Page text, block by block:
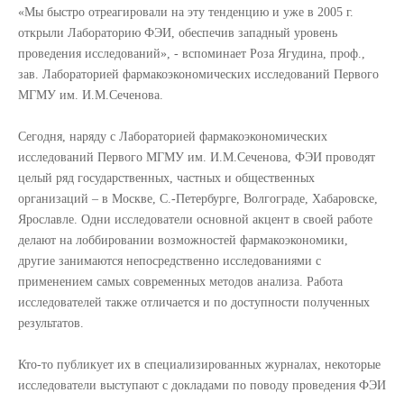
«Мы быстро отреагировали на эту тенденцию и уже в 2005 г.
открыли Лабораторию ФЭИ, обеспечив западный уровень
проведения исследований», - вспоминает Роза Ягудина, проф.,
зав. Лабораторией фармакоэкономических исследований Первого
МГМУ им. И.М.Сеченова.
Сегодня, наряду с Лабораторией фармакоэкономических
исследований Первого МГМУ им. И.М.Сеченова, ФЭИ проводят
целый ряд государственных, частных и общественных
организаций – в Москве, С.-Петербурге, Волгограде, Хабаровске,
Ярославле. Одни исследователи основной акцент в своей работе
делают на лоббировании возможностей фармакоэкономики,
другие занимаются непосредственно исследованиями с
применением самых современных методов анализа. Работа
исследователей также отличается и по доступности полученных
результатов.
Кто-то публикует их в специализированных журналах, некоторые
исследователи выступают с докладами по поводу проведения ФЭИ